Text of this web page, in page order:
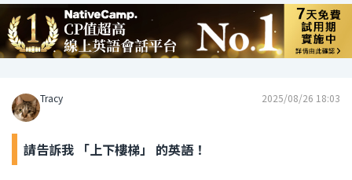
Tracy 2025/08/26 18:03
請告訴我 「上下樓梯」 的英語！